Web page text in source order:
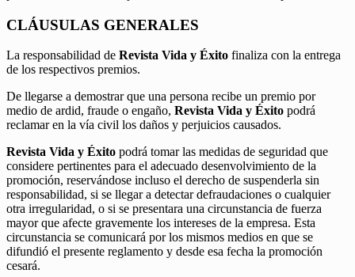
CLÁUSULAS GENERALES
La responsabilidad de Revista Vida y Éxito finaliza con la entrega
de los respectivos premios.
De llegarse a demostrar que una persona recibe un premio por
medio de ardid, fraude o engaño, Revista Vida y Éxito podrá
reclamar en la vía civil los daños y perjuicios causados.
Revista Vida y Éxito podrá tomar las medidas de seguridad que
considere pertinentes para el adecuado desenvolvimiento de la
promoción, reservándose incluso el derecho de suspenderla sin
responsabilidad, si se llegar a detectar defraudaciones o cualquier
otra irregularidad, o si se presentara una circunstancia de fuerza
mayor que afecte gravemente los intereses de la empresa. Esta
circunstancia se comunicará por los mismos medios en que se
difundió el presente reglamento y desde esa fecha la promoción
cesará.